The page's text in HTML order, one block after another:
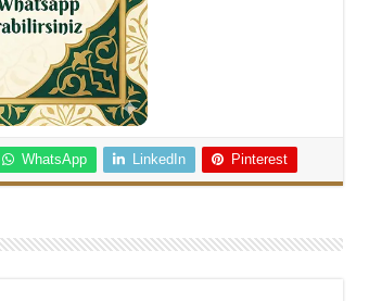
WhatsApp LinkedIn Pinterest